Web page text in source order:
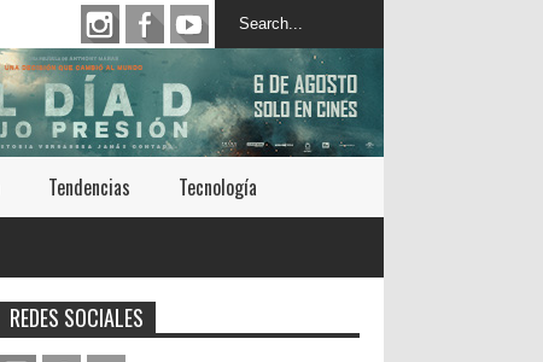
Tendencias Tecnología
REDES SOCIALES